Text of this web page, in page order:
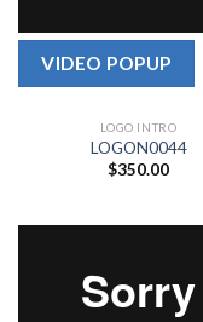
VIDEO POPUP
LOGO INTRO
LOGON0044
$350.00